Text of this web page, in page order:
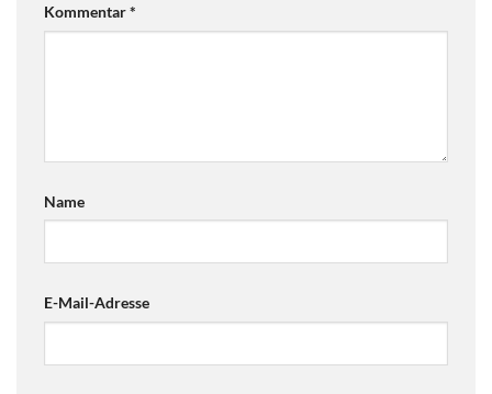
Kommentar*
Name
E-Mail-Adresse